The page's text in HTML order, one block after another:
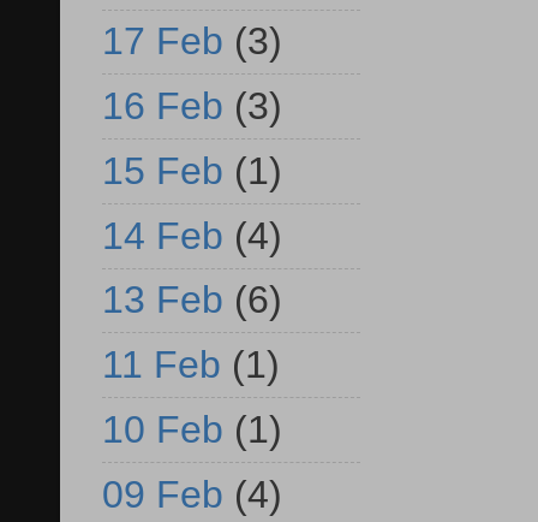
17 Feb (3)
16 Feb (3)
15 Feb (1)
14 Feb (4)
13 Feb (6)
11 Feb (1)
10 Feb (1)
09 Feb (4)